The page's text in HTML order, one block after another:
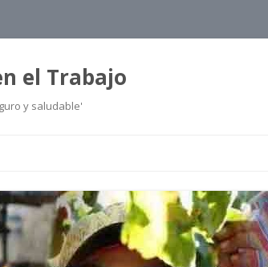
el Trabajo
y saludable'